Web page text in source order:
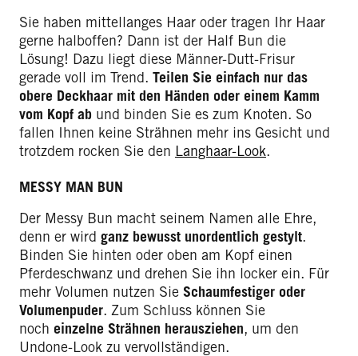
Sie haben mittellanges Haar oder tragen Ihr Haar
gerne halboffen? Dann ist der Half Bun die
Lösung! Dazu liegt diese Männer-Dutt-Frisur
gerade voll im Trend. Teilen Sie einfach nur das
obere Deckhaar mit den Händen oder einem Kamm
vom Kopf ab und binden Sie es zum Knoten. So
fallen Ihnen keine Strähnen mehr ins Gesicht und
trotzdem rocken Sie den Langhaar-Look.
MESSY MAN BUN
Der Messy Bun macht seinem Namen alle Ehre,
denn er wird ganz bewusst unordentlich gestylt.
Binden Sie hinten oder oben am Kopf einen
Pferdeschwanz und drehen Sie ihn locker ein. Für
mehr Volumen nutzen Sie Schaumfestiger oder
Volumenpuder. Zum Schluss können Sie
noch einzelne Strähnen herausziehen, um den
Undone-Look zu vervollständigen.